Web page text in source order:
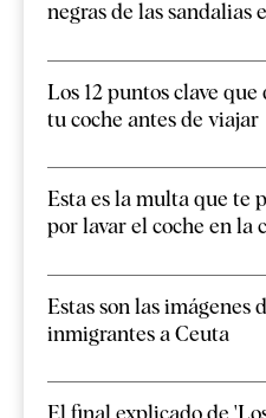
negras de las sandalias
Los 12 puntos clave que
tu coche antes de viajar
Esta es la multa que te
por lavar el coche en la
Estas son las imágenes
inmigrantes a Ceuta
El final explicado de